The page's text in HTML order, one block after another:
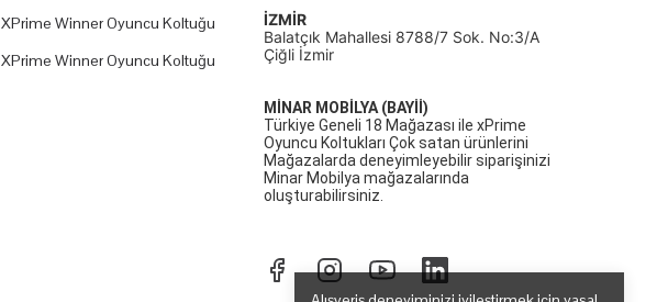
XPrime Winner Oyuncu Koltuğu
XPrime Winner Oyuncu Koltuğu
İZMİR
Balatçık Mahallesi 8788/7 Sok. No:3/A
Çiğli İzmir
MİNAR MOBİLYA (BAYİİ)
Türkiye Geneli 18 Mağazası ile xPrime
Oyuncu Koltukları Çok satan ürünlerini
Mağazalarda deneyimleyebilir siparişinizi
Minar Mobilya mağazalarında
oluşturabilirsiniz.